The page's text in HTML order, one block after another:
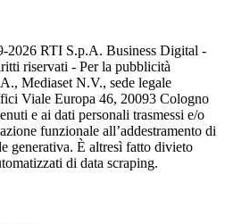
2026 RTI S.p.A. Business Digital -
riservati - Per la pubblicità
Mediaset N.V., sede legale
Viale Europa 46, 20093 Cologno
e ai dati personali trasmessi e/o
funzionale all’addestramento di
generativa. È altresì fatto divieto
di data scraping.